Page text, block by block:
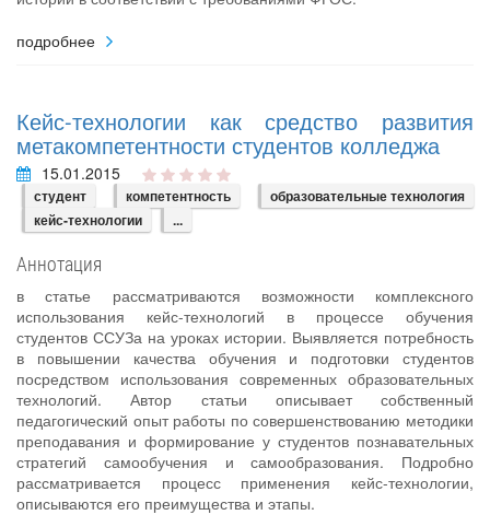
подробнее
Кейс-технологии как средство развития
метакомпетентности студентов колледжа
15.01.2015
студент компетентность
образовательные технология
кейс‐технологии
...
Аннотация
в статье рассматриваются возможности комплексного
использования кейс-технологий в процессе обучения
студентов ССУЗа на уроках истории. Выявляется потребность
в повышении качества обучения и подготовки студентов
посредством использования современных образовательных
технологий. Автор статьи описывает собственный
педагогический опыт работы по совершенствованию методики
преподавания и формирование у студентов познавательных
стратегий самообучения и самообразования. Подробно
рассматривается процесс применения кейс-технологии,
описываются его преимущества и этапы.